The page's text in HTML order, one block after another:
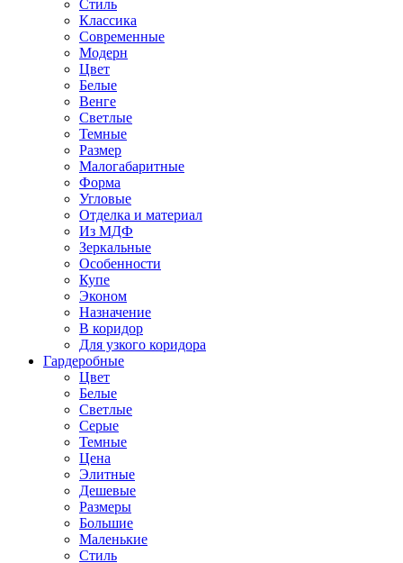
Стиль
Классика
Современные
Модерн
Цвет
Белые
Венге
Светлые
Темные
Размер
Малогабаритные
Форма
Угловые
Отделка и материал
Из МДФ
Зеркальные
Особенности
Купе
Эконом
Назначение
В коридор
Для узкого коридора
Гардеробные
Цвет
Белые
Светлые
Серые
Темные
Цена
Элитные
Дешевые
Размеры
Большие
Маленькие
Стиль